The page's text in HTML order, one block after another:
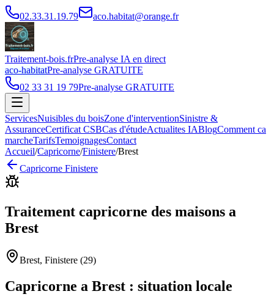
02.33.31.19.79 aco.habitat@orange.fr
Traitement-bois.frPre-analyse IA en direct
aco-habitatPre-analyse GRATUITE
02 33 31 19 79Pre-analyse GRATUITE
ServicesNuisibles du boisZone d'interventionSinistre &
AssuranceCertificat CSBCas d'étudeActualites IABlogComment ca
marcheTarifsTemoignagesContact
Accueil/Capricorne/Finistere/Brest
Capricorne Finistere
Traitement capricorne des maisons a
Brest
Brest, Finistere (29)
Capricorne a Brest : situation locale